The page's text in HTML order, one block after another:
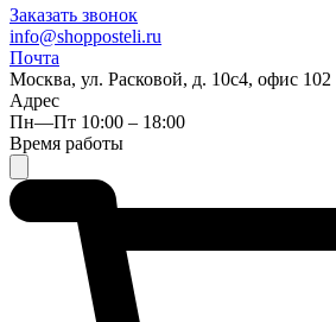
Заказать звонок
info@shopposteli.ru
Почта
Москва, ул. Расковой, д. 10с4, офис 102
Адрес
Пн—Пт 10:00 – 18:00
Время работы